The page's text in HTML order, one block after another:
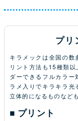
プリ
キラメックは全国の
リント方法も15種類
ダーできるフルカラー
ラメ入りでキラキラ光
立体的になるものなど
プリント